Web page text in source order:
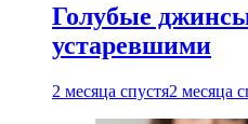
Голубые
устаревшими
2 месяца спустя2 месяца